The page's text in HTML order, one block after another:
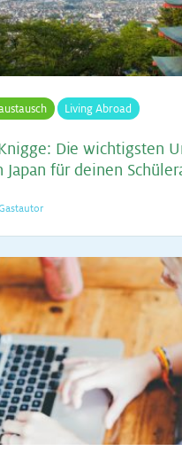
Living Abroad
Knig­ge: Die wich­tigs­ten
Ja­pan für dei­nen